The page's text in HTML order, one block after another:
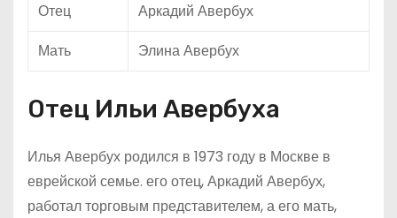
Отец
Аркадий Авербух
Мать
Элина Авербух
Отец Ильи Авербуха
Илья Авербух родился в 1973 году в Москве в
еврейской семье. его отец, Аркадий Авербух,
работал торговым представителем, а его мать,